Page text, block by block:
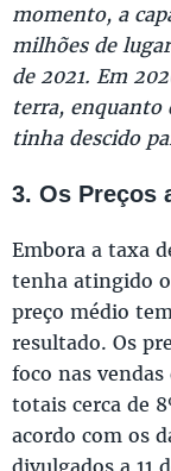
momento, a
milhões de
de 2021. Em
terra, enquanto
tinha descido
3. Os Preços
Embora a taxa
tenha atingido
preço médio
resultado. Os
foco nas
totais cerca de
acordo com os